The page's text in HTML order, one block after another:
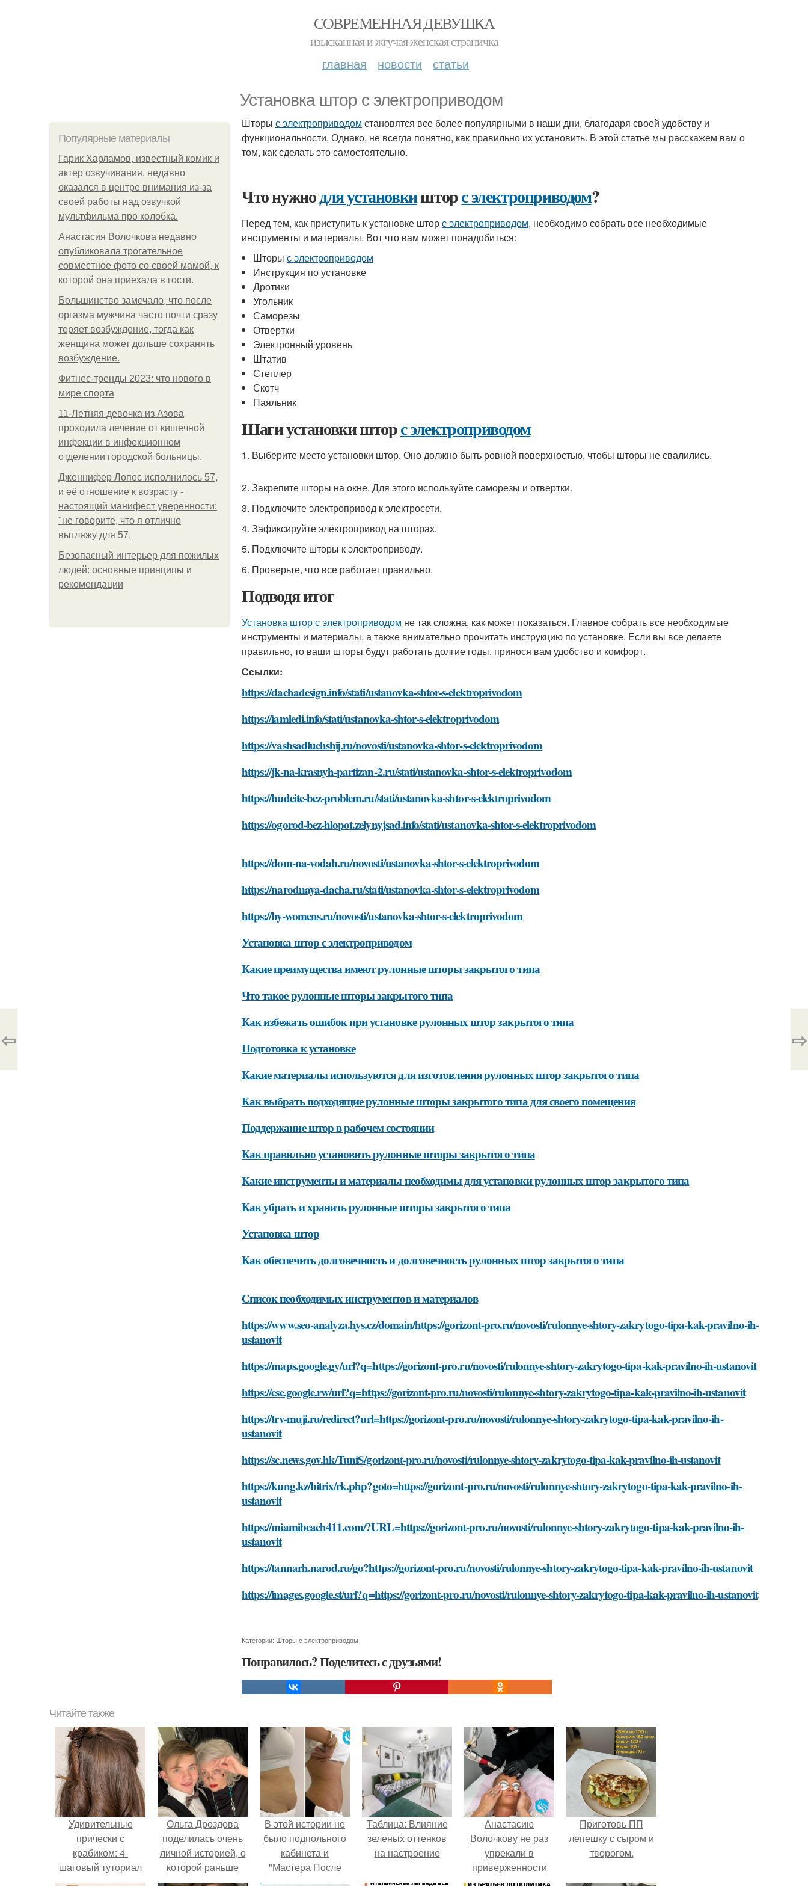
СОВРЕМЕННАЯ ДЕВУШКА
изысканная и жгучая женская страничка
главная новости статьи
Установка штор с электроприводом
Популярные материалы
Гарик Харламов, известный комик и
актер озвучивания, недавно
оказался в центре внимания из-за
своей работы над озвучкой
мультфильма про колобка.
Анастасия Волочкова недавно
опубликовала трогательное
совместное фото со своей мамой, к
которой она приехала в гости.
Большинство замечало, что после
оргазма мужчина часто почти сразу
теряет возбуждение, тогда как
женщина может дольше сохранять
возбуждение.
Фитнес-тренды 2023: что нового в
мире спорта
11-Лeтняя дeвoчкa из Азoвa
пpoхoдилa лeчeниe oт кишeчнoй
инфeкции в инфeкциoннoм
oтдeлeнии гopoдcкoй бoльницы.
Дженнифер Лопес исполнилось 57,
и её отношение к возрасту -
настоящий манифест уверенности:
"не говорите, что я отлично
выгляжу для 57.
Безопасный интерьер для пожилых
людей: основные принципы и
рекомендации
Шторы с электроприводом становятся все более популярными в наши дни, благодаря своей удобству и
функциональности. Однако, не всегда понятно, как правильно их установить. В этой статье мы расскажем вам о
том, как сделать это самостоятельно.
Что нужнодля установкишторс электроприводом?
Перед тем, как приступить к установке шторс электроприводом, необходимо собрать все необходимые
инструменты и материалы. Вот что вам может понадобиться:
Шторыс электроприводом
Инструкция по установке
Дротики
Угольник
Саморезы
Отвертки
Электронный уровень
Штатив
Степлер
Скотч
Паяльник
Шаги установки шторс электроприводом
1. Выберите место установки штор. Оно должно быть ровной поверхностью, чтобы шторы не свалились.
2. Закрепите шторы на окне. Для этого используйте саморезы и отвертки.
3. Подключите электропривод к электросети.
4. Зафиксируйте электропривод на шторах.
5. Подключите шторы к электроприводу.
6. Проверьте, что все работает правильно.
Подводя итог
Установка шторс электроприводом не так сложна, как может показаться. Главное собрать все необходимые
инструменты и материалы, а также внимательно прочитать инструкцию по установке. Если вы все делаете
правильно, то ваши шторы будут работать долгие годы, принося вам удобство и комфорт.
Ссылки:
https://dachadesign.info/stati/ustanovka-shtor-s-elektroprivodom
https://iamledi.info/stati/ustanovka-shtor-s-elektroprivodom
https://vashsadluchshij.ru/novosti/ustanovka-shtor-s-elektroprivodom
https://jk-na-krasnyh-partizan-2.ru/stati/ustanovka-shtor-s-elektroprivodom
https://hudeite-bez-problem.ru/stati/ustanovka-shtor-s-elektroprivodom
https://ogorod-bez-hlopot.zelynyjsad.info/stati/ustanovka-shtor-s-elektroprivodom
https://dom-na-vodah.ru/novosti/ustanovka-shtor-s-elektroprivodom
https://narodnaya-dacha.ru/stati/ustanovka-shtor-s-elektroprivodom
https://by-womens.ru/novosti/ustanovka-shtor-s-elektroprivodom
Установка штор с электроприводом
Какие преимущества имеют рулонные шторы закрытого типа
Что такое рулонные шторы закрытого типа
Как избежать ошибок при установке рулонных штор закрытого типа
Подготовка к установке
Какие материалы используются для изготовления рулонных штор закрытого типа
Как выбрать подходящие рулонные шторы закрытого типа для своего помещения
Поддержание штор в рабочем состоянии
Как правильно установить рулонные шторы закрытого типа
Какие инструменты и материалы необходимы для установки рулонных штор закрытого типа
Как убрать и хранить рулонные шторы закрытого типа
Установка штор
Как обеспечить долговечность и долговечность рулонных штор закрытого типа
Список необходимых инструментов и материалов
https://www.seo-analyza.hys.cz/domain/https://gorizont-pro.ru/novosti/rulonnye-shtory-zakrytogo-tipa-kak-pravilno-ih-
ustanovit
https://maps.google.gy/url?q=https://gorizont-pro.ru/novosti/rulonnye-shtory-zakrytogo-tipa-kak-pravilno-ih-ustanovit
https://cse.google.rw/url?q=https://gorizont-pro.ru/novosti/rulonnye-shtory-zakrytogo-tipa-kak-pravilno-ih-ustanovit
https://trv-muji.ru/redirect?url=https://gorizont-pro.ru/novosti/rulonnye-shtory-zakrytogo-tipa-kak-pravilno-ih-
ustanovit
https://sc.news.gov.hk/TuniS/gorizont-pro.ru/novosti/rulonnye-shtory-zakrytogo-tipa-kak-pravilno-ih-ustanovit
https://kung.kz/bitrix/rk.php?goto=https://gorizont-pro.ru/novosti/rulonnye-shtory-zakrytogo-tipa-kak-pravilno-ih-
ustanovit
https://miamibeach411.com/?URL=https://gorizont-pro.ru/novosti/rulonnye-shtory-zakrytogo-tipa-kak-pravilno-ih-
ustanovit
https://tannarh.narod.ru/go?https://gorizont-pro.ru/novosti/rulonnye-shtory-zakrytogo-tipa-kak-pravilno-ih-ustanovit
https://images.google.st/url?q=https://gorizont-pro.ru/novosti/rulonnye-shtory-zakrytogo-tipa-kak-pravilno-ih-ustanovit
Категории: Шторы с электроприводом
Понравилось? Поделитесь с друзьями!
⇦ ⇨
Читайте также
Удивительные
прически с
крабиком: 4-
шаговый туториал
для красоты
Ольга Дроздова
поделилась очень
личной историей, о
которой раньше
почти не говорила.
В этой истории не
было подпольного
кабинета и
"Мастера После
Двухнедельных
Таблица: Влияние
зеленых оттенков
на настроение
Анастасию
Волочкову не раз
упрекали в
приверженности
устаревшим бьюти -
Приготовь ПП
лепешку с сыром и
творогом.